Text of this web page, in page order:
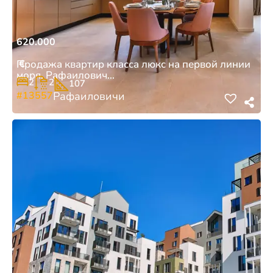
620.000
€
Продажа квартир класса люкс на первой линии
моря, Рафаилович...
2 2 107
#13557Рафаиловичи